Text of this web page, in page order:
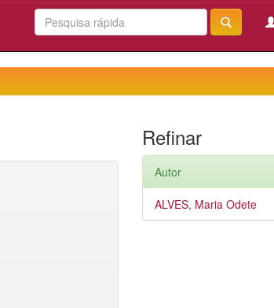
Refinar
Autor
ALVES, Maria Odete